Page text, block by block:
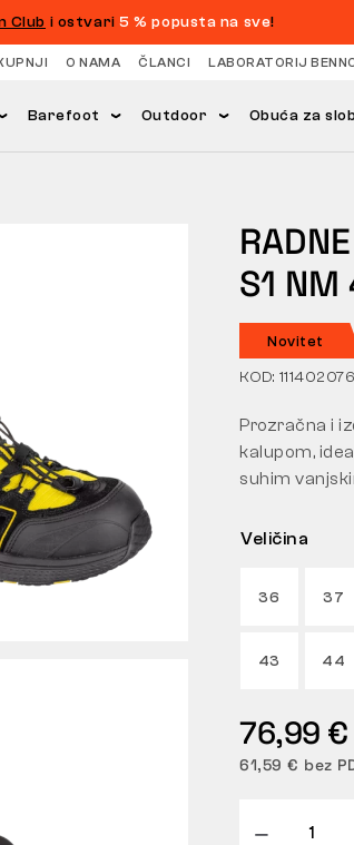
Club i ostvari5 % popusta na sve!
O NAMA ČLANCI LABORATORIJ
Barefoot Outdoor Obuća za
S1 NM
Novitet
KOD:
Veličina
36 37
43 44
76,99 €
61,59 € bez
Prozračna i
kalupom,
suhim